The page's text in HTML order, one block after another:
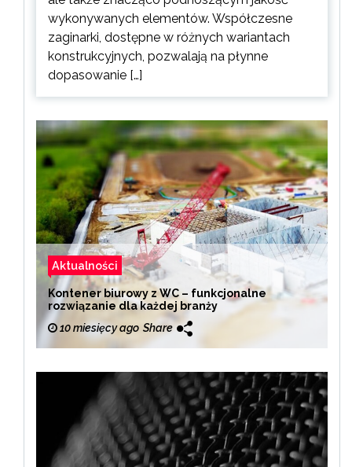
wykonywanych elementów. Współczesne
zaginarki, dostępne w różnych wariantach
konstrukcyjnych, pozwalają na płynne
dopasowanie […]
Aktualności
Kontener biurowy z WC – funkcjonalne
rozwiązanie dla każdej branży
10 miesięcy ago Share